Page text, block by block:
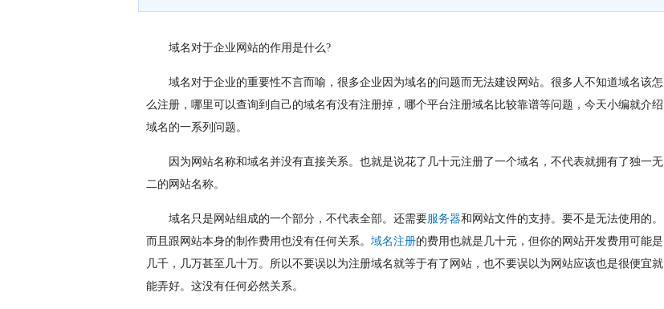
域名对于企业网站的作用是什么?
域名对于企业的重要性不言而喻，很多企业因为域名的问题而无法建设网站。很多人不知道域名该怎
么注册，哪里可以查询到自己的域名有没有注册掉，哪个平台注册域名比较靠谱等问题，今天小编就介绍
域名的一系列问题。
因为网站名称和域名并没有直接关系。也就是说花了几十元注册了一个域名，不代表就拥有了独一无
二的网站名称。
域名只是网站组成的一个部分，不代表全部。还需要服务器和网站文件的支持。要不是无法使用的。
而且跟网站本身的制作费用也没有任何关系。 域名注册的费用也就是几十元，但你的网站开发费用可能是
几千，几万甚至几十万。所以不要误以为注册域名就等于有了网站，也不要误以为网站应该也是很便宜就
能弄好。这没有任何必然关系。